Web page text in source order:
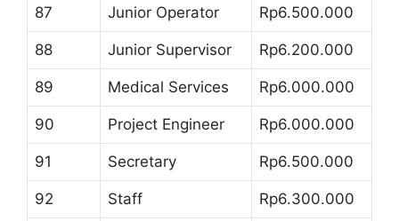
87 Junior Operator Rp6.500.000
88 Junior Supervisor Rp6.200.000
89 Medical Services Rp6.000.000
90 Project Engineer Rp6.000.000
91 Secretary Rp6.500.000
92 Staff Rp6.300.000